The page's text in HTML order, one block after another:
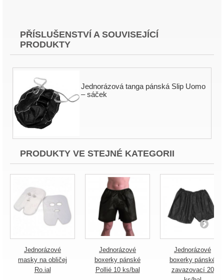
PŘÍSLUŠENSTVÍ A SOUVISEJÍCÍ
PRODUKTY
Jednorázová tanga pánská Slip Uomo
– sáček
PRODUKTY VE STEJNÉ KATEGORII
Jednorázové
masky na obličej
Ro.ial
Jednorázové
boxerky pánské
Pollié 10 ks/bal
Jednorázové
boxerky pánské
zavazovací 20